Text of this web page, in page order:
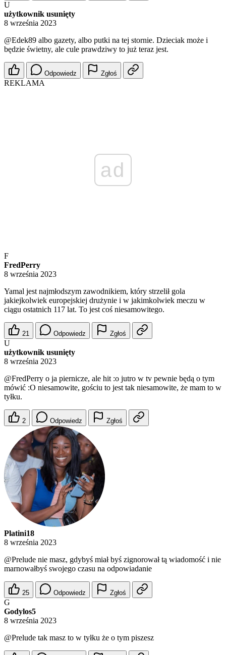
U
użytkownik usunięty
8 września 2023
@Edek89 albo gazety, albo putki na tej stornie. Dzieciak może i
będzie świetny, ale cule prawdziwy to już teraz jest.
Odpowiedz Zgłoś
REKLAMA
ad
F
FredPerry
8 września 2023
Yamal jest najmłodszym zawodnikiem, który strzelił gola
jakiejkolwiek europejskiej drużynie i w jakimkolwiek meczu w
ciągu ostatnich 117 lat. To jest coś niesamowitego.
21 Odpowiedz Zgłoś
U
użytkownik usunięty
8 września 2023
@FredPerry o ja piernicze, ale hit :o jutro w tv pewnie będą o tym
mówić :O niesamowite, gościu to jest tak niesamowite, że mam to w
tyłku.
2 Odpowiedz Zgłoś
Platini18
8 września 2023
@Prelude nie masz, gdybyś miał byś zignorował tą wiadomość i nie
marnowałbyś swojego czasu na odpowiadanie
25 Odpowiedz Zgłoś
G
Godylos5
8 września 2023
@Prelude tak masz to w tyłku że o tym piszesz